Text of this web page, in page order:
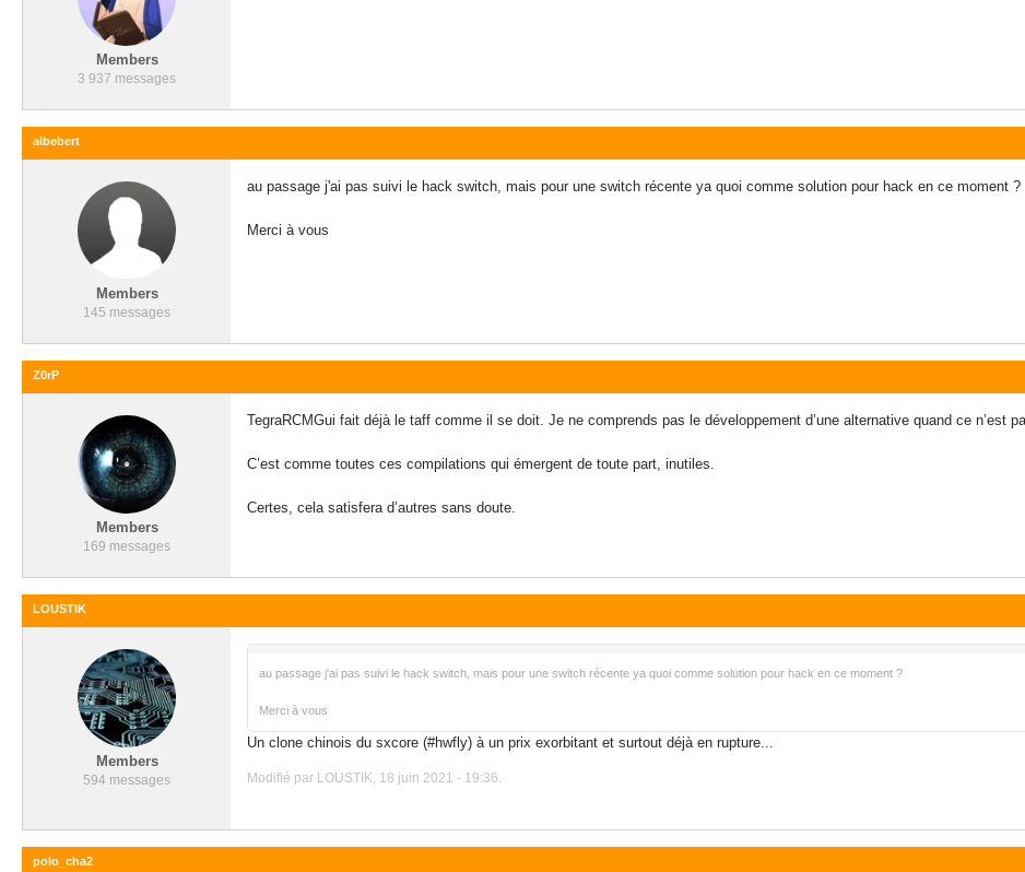
Members
3 937 messages
albebert
Members
145 messages
au passage j'ai pas suivi le hack switch, mais pour une switch récente ya quoi comme solution pour hack en ce moment ?
Merci à vous
Z0rP
Members
169 messages
TegraRCMGui fait déjà le taff comme il se doit. Je ne comprends pas le développement d’une alternative quand ce n’est
C’est comme toutes ces compilations qui émergent de toute part, inutiles.
Certes, cela satisfera d’autres sans doute.
LOUSTIK
Members
594 messages
au passage j'ai pas suivi le hack switch, mais pour une switch récente ya quoi comme solution pour hack en ce moment ?
Merci à vous
Un clone chinois du sxcore (#hwfly) à un prix exorbitant et surtout déjà en rupture...
Modifié par LOUSTIK, 18 juin 2021 - 19:36.
polo_cha2